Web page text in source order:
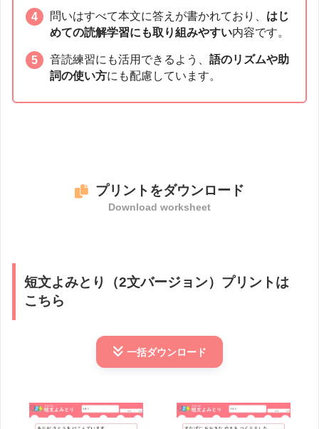
問いはすべて本文に答えが書かれており、 はじ
めての読解学習にも取り組みやすい内容です。
音読練習にも活用できるよう、語のリズムや助
詞の使い方にも配慮しています。
プリントをダウンロード
Download worksheet
短文よみとり（2文バージョン）プリントは
こちら
一括ダウンロード